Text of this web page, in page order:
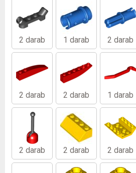
2 darab 1 darab 2 darab
2 darab 2 darab 1 darab
2 darab 2 darab 2 darab